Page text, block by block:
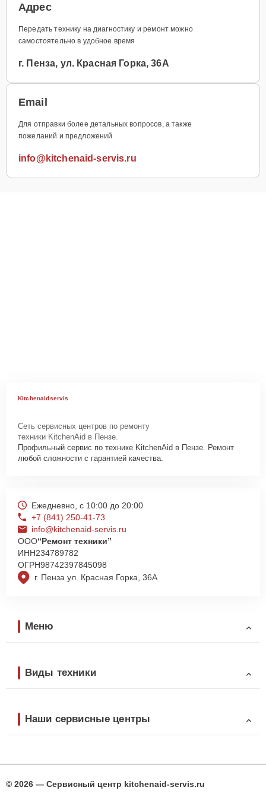
Адрес
Передать технику на диагностику и ремонт можно
самостоятельно в удобное время
г. Пенза, ул. Красная Горка, 36А
Email
Для отправки более детальных вопросов, а также
пожеланий и предложений
info@kitchenaid-servis.ru
Kitchenaidservis
Сеть сервисных центров по ремонту
техники KitchenAid в Пензе.
Профильный сервис по технике KitchenAid в Пензе. Ремонт
любой сложности с гарантией качества.
г. Пенза ул. Красная Горка, 36А
Ежедневно, с 10:00 до 20:00
+7 (841) 250-41-73
info@kitchenaid-servis.ru
ООО“Ремонт техники”
ИНН234789782
ОГРН98742397845098
Меню
Виды техники
Наши сервисные центры
© 2026 — Сервисный центр kitchenaid-servis.ru